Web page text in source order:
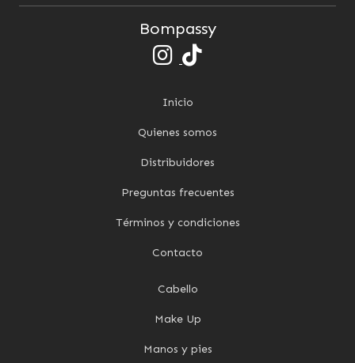
Bompassy
Inicio
Quienes somos
Distribuidores
Preguntas frecuentes
Términos y condiciones
Contacto
Cabello
Make Up
Manos y pies